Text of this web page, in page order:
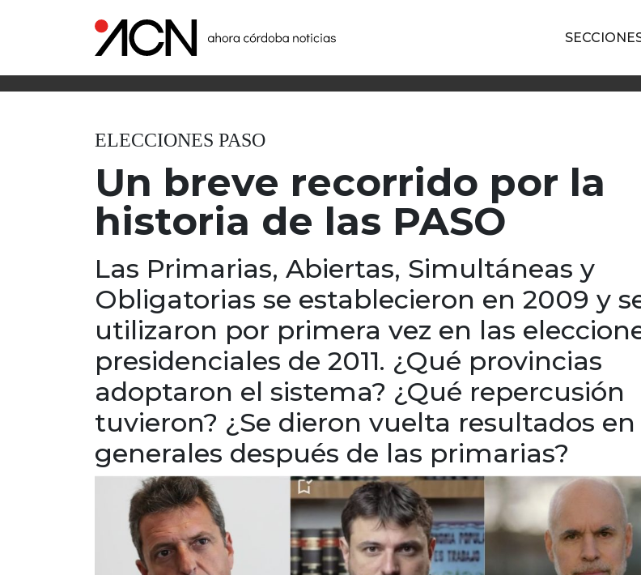
ELECCIONES PASO
Un breve recorrido por la
historia de las PASO
Las Primarias, Abiertas, Simultáneas y
Obligatorias se establecieron en 2009 y
utilizaron por primera vez en las
presidenciales de 2011. ¿Qué provincias
adoptaron el sistema? ¿Qué repercusión
tuvieron? ¿Se dieron vuelta resultados en
generales después de las primarias?